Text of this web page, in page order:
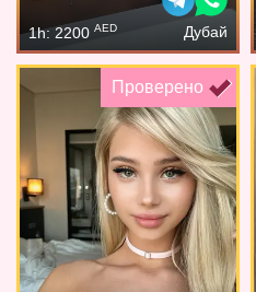
1h: 2200 AED Дубай
Проверено